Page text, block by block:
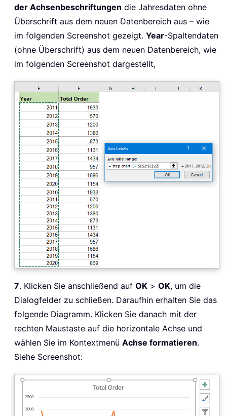
der Achsenbeschriftungen die Jahresdaten ohne
Überschrift aus dem neuen Datenbereich aus – wie
im folgenden Screenshot gezeigt. Year-Spaltendaten
(ohne Überschrift) aus dem neuen Datenbereich, wie
im folgenden Screenshot dargestellt,
7. Klicken Sie anschließend auf OK > OK, um die
Dialogfelder zu schließen. Daraufhin erhalten Sie das
folgende Diagramm. Klicken Sie danach mit der
rechten Maustaste auf die horizontale Achse und
wählen Sie im Kontextmenü Achse formatieren.
Siehe Screenshot: